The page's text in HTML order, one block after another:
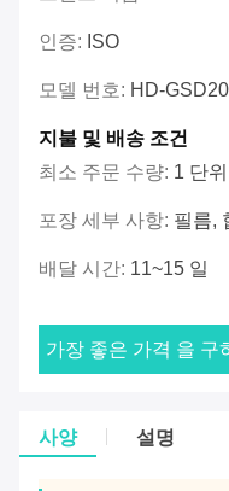
인증: ISO
모델 번호: HD-
지불 및 배송 조건
최소 주문 수량: 1 단위
포장 세부 사항: 필름,
배달 시간: 11~15 일
가장 좋은 가격 을 구
사양 설명